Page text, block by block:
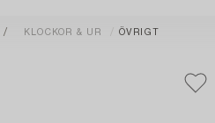
KLOCKOR & UR ÖVRIGT